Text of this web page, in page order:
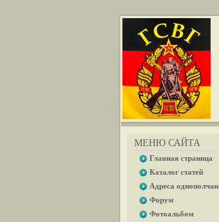
МЕНЮ САЙТА
Главная страница
Каталог статей
Адреса однополчан
Форум
Фотоальбом